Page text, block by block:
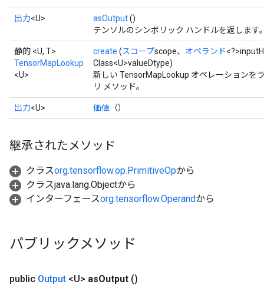
出力<U> asOutput()
テンソルのシンボリック ハンドルを返します
静的 <U, T>
TensorMapLookup
<U>
create (スコープscope、 オペランド
Class<U>valueDtype)
新しい TensorMapLookup オペレーションを
リ メソッド。
出力<U> 価値 （）
継承されたメソッド
クラスorg.tensorflow.op.PrimitiveOpから
クラスjava.lang.Objectから
インターフェースorg.tensorflow.Operandから
パブリックメソッド
public Output <U> asOutput ()